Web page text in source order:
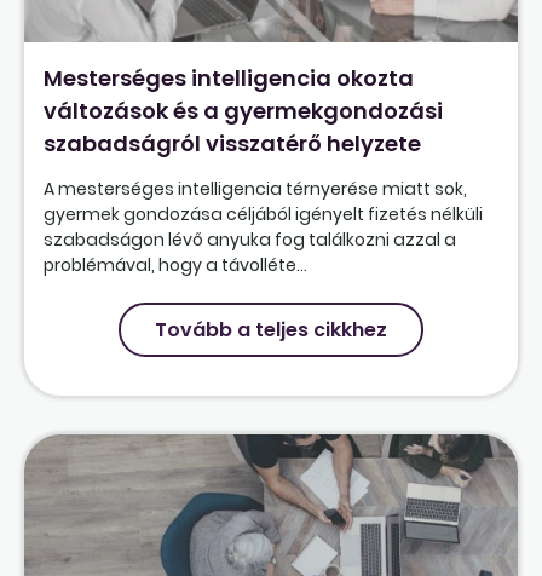
Mesterséges intelligencia okozta
változások és a gyermekgondozási
szabadságról visszatérő helyzete
A mesterséges intelligencia térnyerése miatt sok,
gyermek gondozása céljából igényelt fizetés nélküli
szabadságon lévő anyuka fog találkozni azzal a
problémával, hogy a távolléte...
Tovább a teljes cikkhez